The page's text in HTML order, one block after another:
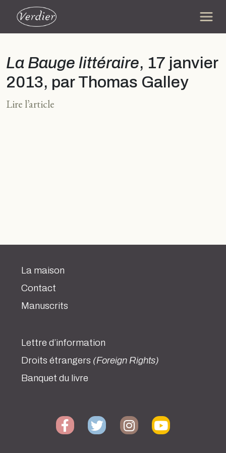
La Bauge littéraire, 17 janvier
2013, par Thomas Galley
Lire l’article
La maison
Contact
Manuscrits
Lettre d’information
Droits étrangers (Foreign Rights)
Banquet du livre